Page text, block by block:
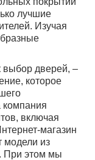
лучшие
Изучая
выбор дверей, –
которое
компания
включая
магазин
модели из
При этом мы